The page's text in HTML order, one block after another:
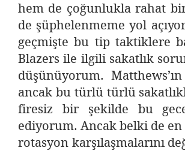
hem de çoğunlukla rahat
de şüphelenmeme yol
geçmişte bu tip taktiklere
Blazers ile ilgili sakatlık
düşünüyorum.
ancak bu türlü türlü
firesiz bir şekilde bu
ediyorum. Ancak belki de
rotasyon karşılaşmalarını